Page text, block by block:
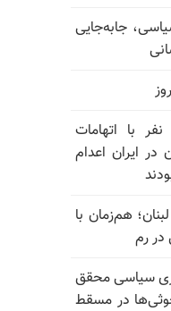
جابه‌جایی
سازمان ملل: دست‌کم ۵۶ نفر با اتهامات
۱۴۰۴ تاکنون در ایران اعدام
هم‌زمان با
در رم
سیاسی محقق
در مسقط